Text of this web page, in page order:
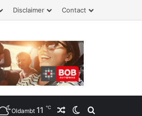
Disclaimer Contact
Oldambt 11 ℃ Willekeurig artikel
Switch skin
Zoeken